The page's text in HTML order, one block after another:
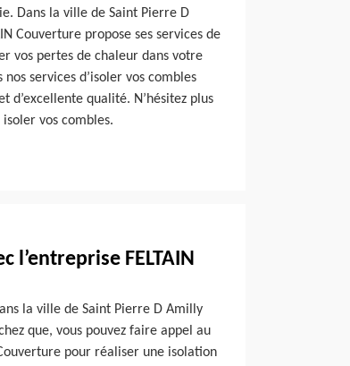
Dans la ville de Saint Pierre D
Couverture propose ses services de
vos pertes de chaleur dans votre
services d’isoler vos combles
d’excellente qualité. N’hésitez plus
vos combles.
l’entreprise FELTAIN
la ville de Saint Pierre D Amilly
que, vous pouvez faire appel au
pour réaliser une isolation